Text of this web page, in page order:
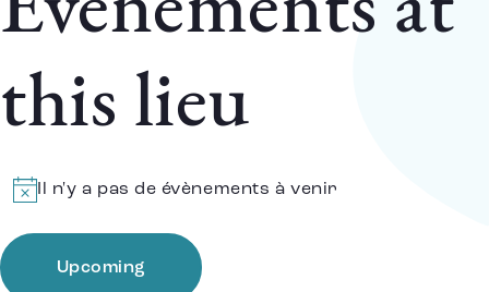
this lieu
Notice
Il n'y a pas de évènements à venir
Upcoming